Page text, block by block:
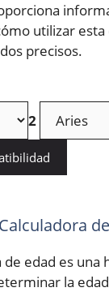
utilizar esta
precisos.
2
de edad es una
la